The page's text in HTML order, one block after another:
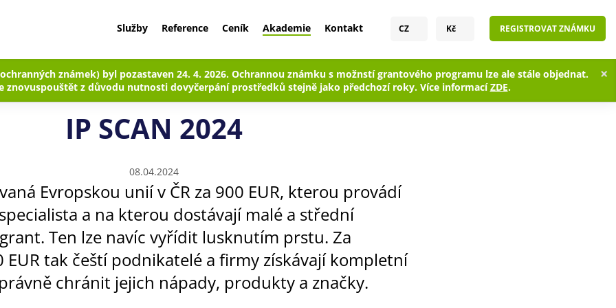
Služby Reference Ceník Akademie Kontakt CZ Kč REGISTROVAT ZNÁMKU
známek) byl pozastaven 24. 4. 2026. Ochrannou známku s možnstí grantového programu lze ale stále objednat.
znovuspouštět z důvodu nutnosti dovyčerpání prostředků stejně jako předchozí roky. Více informacíZDE.
×
Patentoid Blog IP SCAN 2024
IP SCAN 2024
08.04.2024
Evropskou unií v ČR za 900 EUR, kterou provádí
a na kterou dostávají malé a střední
Ten lze navíc vyřídit lusknutím prstu. Za
EUR tak čeští podnikatelé a firmy získávají kompletní
chránit jejich nápady, produkty a značky.